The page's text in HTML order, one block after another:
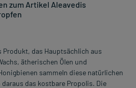
zum Artikel Aleavedis
das Hauptsächlich aus
ätherischen Ölen und
sammeln diese natürlichen
das kostbare Propolis. Die